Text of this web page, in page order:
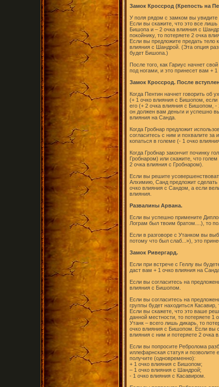
Замок Кроссрод (Крепость на
У поля рядом с замком вы увидите
Если вы скажите, что это все
Бишопа и – 2 очка влияния с
покойнику, то потеряете 2 очка
Если вы предложите предать тело
влияния с Шандрой. (Эта опция
будет Бишопа.)
После того, как Гариус начнет
под ногами, и это принесет вам +
Замок Кроссрод. После
Когда Пентин начнет говорить об
(+ 1 очко влияния с Бишопом,
его (+ 2 очка влияния с Бишопом,
он должен вам деньги и успешно
влияния на Санда.
Когда Гробнар предложит
согласитесь с ним и похвалите за
копаться в големе (- 1 очко
Когда Гробнар закончит починку
Гробнаром) или скажите, что
2 очка влияния с Гробнаром).
Если вы решите
Алхимию, Санд предложит сделать
очко влияния с Сандом, а если
влияния.
Развалины Арвана.
Если вы успешно примените
Лограм был твоим братом....), то
Если в разговоре с Утанком вы
потому что был слаб...»), это
Замок Ривергард.
Если при встрече с Геллу вы
даст вам + 1 очко влияния на
Если вы согласитесь на
влияния с Бишопом.
Если вы согласитесь на
группы будет находиться
Если вы скажете, что это ваше
данной местности, то потеряете 1
Утанк – всего лишь дикарь, то
очко влияния с Бишопом. Если вы
влияния с ним и потеряете 2 очка
Если вы попросите Ребролома
иллефарнская статуя и позволите
получите (одновременно):
+ 1 очко влияния с Бишопом;
– 1 очко влияния с Шандрой;
- 1 очко влияния с Касавиром.